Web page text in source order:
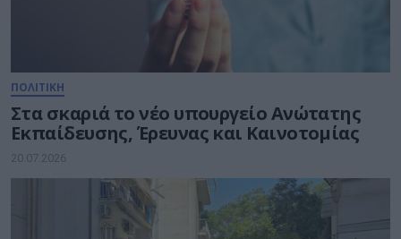
ΠΟΛΙΤΙΚΗ
Στα σκαριά το νέο υπουργείο Ανώτατης
Εκπαίδευσης, Έρευνας και Καινοτομίας
20.07.2026